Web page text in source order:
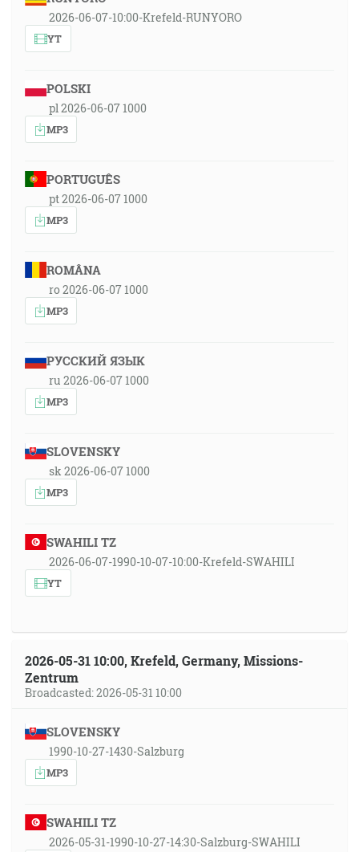
2026-06-07-10:00-Krefeld-RUNYORO
YT
POLSKI
pl 2026-06-07 1000
MP3
PORTUGUÊS
pt 2026-06-07 1000
MP3
ROMÂNA
ro 2026-06-07 1000
MP3
РУССКИЙ ЯЗЫК
ru 2026-06-07 1000
MP3
SLOVENSKY
sk 2026-06-07 1000
MP3
SWAHILI TZ
2026-06-07-1990-10-07-10:00-Krefeld-SWAHILI
YT
2026-05-31 10:00, Krefeld, Germany, Missions-
Zentrum
Broadcasted: 2026-05-31 10:00
SLOVENSKY
1990-10-27-1430-Salzburg
MP3
SWAHILI TZ
2026-05-31-1990-10-27-14:30-Salzburg-SWAHILI